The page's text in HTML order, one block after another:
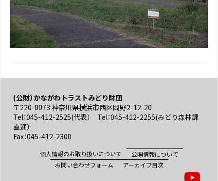
(公財）かながわトラストみどり財団
〒220-0073 神奈川県横浜市西区岡野2-12-20
Tel：045-412-2525(代表） Tel：045-412-2255(みどり森林課
直通）
Fax：045-412-2300
個人情報のお取り扱いについて
公開情報について
お問い合わせフォーム
アーカイブ目次